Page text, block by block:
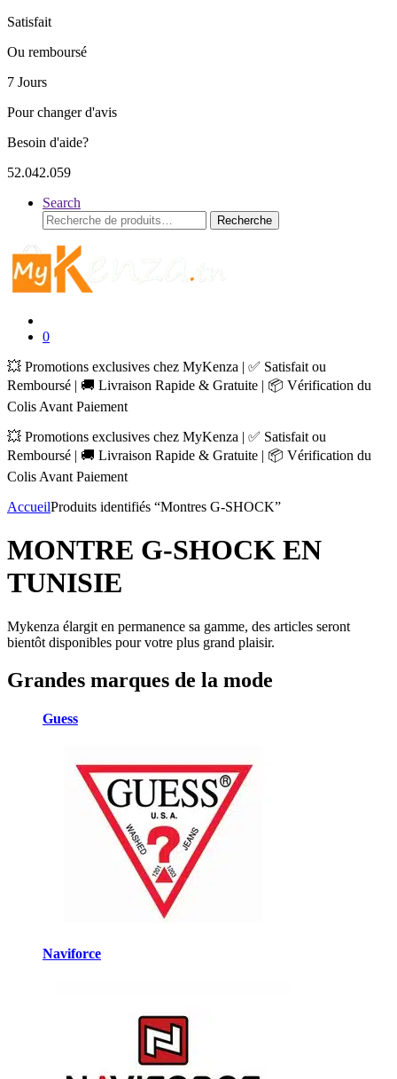
Satisfait
Ou remboursé
7 Jours
Pour changer d'avis
Besoin d'aide?
52.042.059
Search
Recherche
pour :
Recherche
0
💥 Promotions exclusives chez MyKenza | ✅ Satisfait ou
Remboursé | 🚚 Livraison Rapide & Gratuite | 📦 Vérification du
Colis Avant Paiement
💥 Promotions exclusives chez MyKenza | ✅ Satisfait ou
Remboursé | 🚚 Livraison Rapide & Gratuite | 📦 Vérification du
Colis Avant Paiement
AccueilProduits identifiés “Montres G-SHOCK”
MONTRE G-SHOCK EN
TUNISIE
Mykenza élargit en permanence sa gamme, des articles seront
bientôt disponibles pour votre plus grand plaisir.
Grandes marques de la mode
Guess
Naviforce